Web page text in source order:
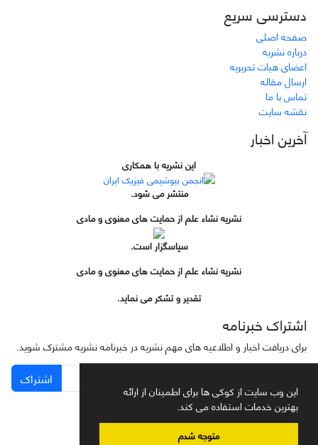
این وب سایت از کوکی ها برای اطمینان از ارائه
بهترین خدمات استفاده می کند.
متوجه شدم
دسترسی سریع
صفحه اصلی
درباره نشریه
اعضای هیات تحریریه
ارسال مقاله
تماس با ما
نقشه سایت
آخرین اخبار
این نشریه با همکاری
منتشر می شود.
نشریه نشاء علم از حمایت های معنوی و مادی
سپاسگزار است.
نشریه نشاء علم از حمایت های معنوی و مادی
تقدیر و تشکر می نماید.
اشتراک خبرنامه
برای دریافت اخبار و اطلاعیه های مهم نشریه در خبرنامه نشریه مشترک شوید.
اشتراک